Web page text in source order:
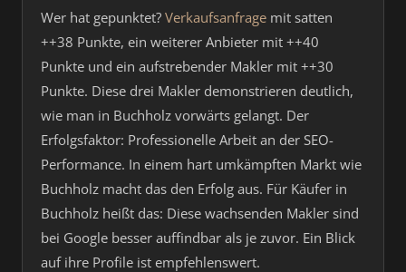
Wer hat gepunktet? Verkaufsanfrage mit satten
++38 Punkte, ein weiterer Anbieter mit ++40
Punkte und ein aufstrebender Makler mit ++30
Punkte. Diese drei Makler demonstrieren deutlich,
wie man in Buchholz vorwärts gelangt. Der
Erfolgsfaktor: Professionelle Arbeit an der SEO-
Performance. In einem hart umkämpften Markt wie
Buchholz macht das den Erfolg aus. Für Käufer in
Buchholz heißt das: Diese wachsenden Makler sind
bei Google besser auffindbar als je zuvor. Ein Blick
auf ihre Profile ist empfehlenswert.